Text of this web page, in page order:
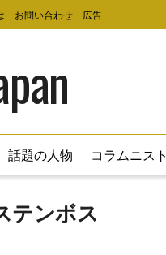
お問い合わせ 広告
話題の人物 コラムニスト
テンボス